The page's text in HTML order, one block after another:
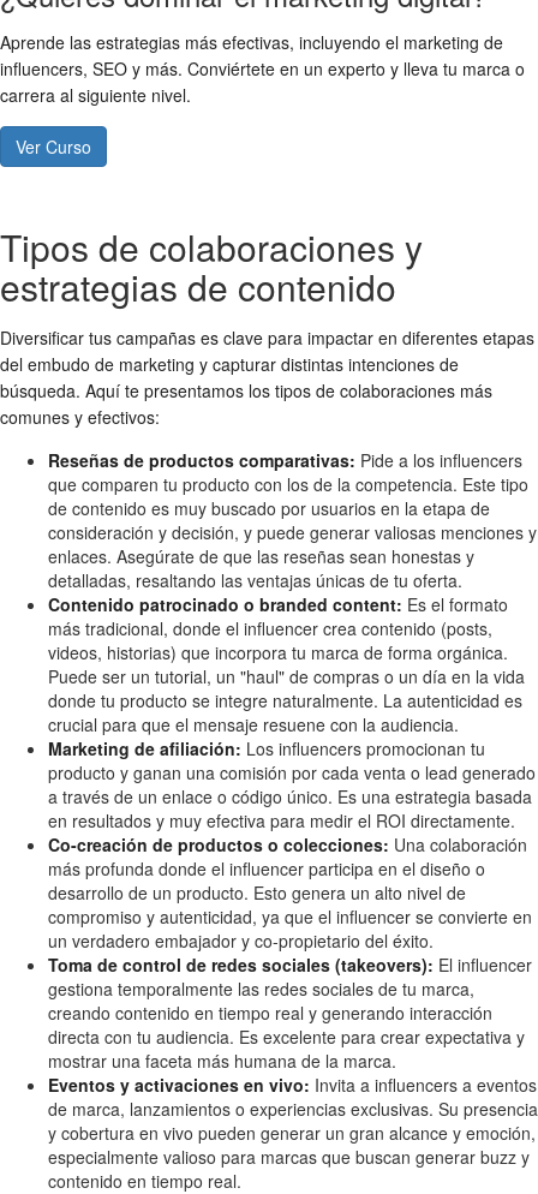
Aprende las estrategias más efectivas, incluyendo el marketing de
influencers, SEO y más. Conviértete en un experto y lleva tu marca o
carrera al siguiente nivel.
Ver Curso
Tipos de colaboraciones y
estrategias de contenido
Diversificar tus campañas es clave para impactar en diferentes etapas
del embudo de marketing y capturar distintas intenciones de
búsqueda. Aquí te presentamos los tipos de colaboraciones más
comunes y efectivos:
Reseñas de productos comparativas: Pide a los influencers
que comparen tu producto con los de la competencia. Este tipo
de contenido es muy buscado por usuarios en la etapa de
consideración y decisión, y puede generar valiosas menciones y
enlaces. Asegúrate de que las reseñas sean honestas y
detalladas, resaltando las ventajas únicas de tu oferta.
Contenido patrocinado o branded content: Es el formato
más tradicional, donde el influencer crea contenido (posts,
videos, historias) que incorpora tu marca de forma orgánica.
Puede ser un tutorial, un "haul" de compras o un día en la vida
donde tu producto se integre naturalmente. La autenticidad es
crucial para que el mensaje resuene con la audiencia.
Marketing de afiliación: Los influencers promocionan tu
producto y ganan una comisión por cada venta o lead generado
a través de un enlace o código único. Es una estrategia basada
en resultados y muy efectiva para medir el ROI directamente.
Co-creación de productos o colecciones: Una colaboración
más profunda donde el influencer participa en el diseño o
desarrollo de un producto. Esto genera un alto nivel de
compromiso y autenticidad, ya que el influencer se convierte en
un verdadero embajador y co-propietario del éxito.
Toma de control de redes sociales (takeovers): El influencer
gestiona temporalmente las redes sociales de tu marca,
creando contenido en tiempo real y generando interacción
directa con tu audiencia. Es excelente para crear expectativa y
mostrar una faceta más humana de la marca.
Eventos y activaciones en vivo: Invita a influencers a eventos
de marca, lanzamientos o experiencias exclusivas. Su presencia
y cobertura en vivo pueden generar un gran alcance y emoción,
especialmente valioso para marcas que buscan generar buzz y
contenido en tiempo real.